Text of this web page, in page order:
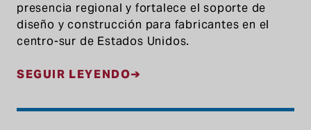
presencia regional y fortalece el soporte de
diseño y construcción para fabricantes en el
centro-sur de Estados Unidos.
SEGUIR LEYENDO